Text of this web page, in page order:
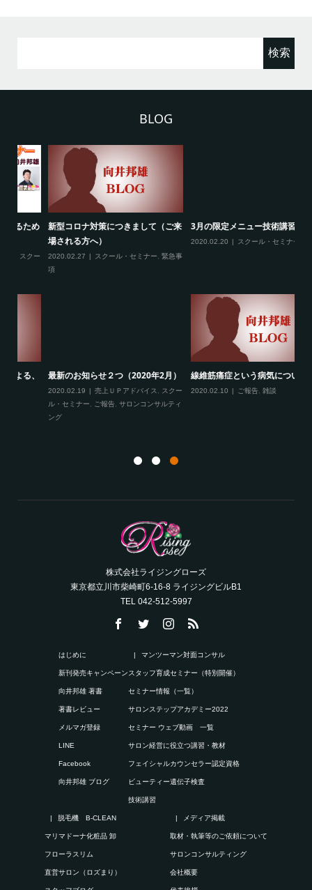
BLOG
新型コロナ対策につきまして（ご来
場される方へ）
2020.02.27 スクール・セミナー,緊急事
3月の限定メニュー技術講習の内容
2020.02.20 スクール・セミナー
最新のお知らせ２つ（2020年2月）
2020.02.19 売上ＵＰアドバイス, スクー
ル・セミナー,ご報告,サロンコンサルティ
線維筋痛症という病気について
2020.02.10 ご報告, 雑談
株式会社ライジングローズ
東京都立川市柴崎町6-16-8 ライジングビルB1
TEL 042-512-5997
はじめに
新刊発売キャンペーン
向井邦雄 著書
著書レビュー
メルマガ登録
LINE
Facebook
向井邦雄 ブログ
マンツーマン対面コンサル
スタッフ育成セミナー（特別開催）
セミナー情報（一覧）
サロンステップアカデミー2022
セミナー ウェブ動画 一覧
サロン経営に役立つ講習・教材
フェイシャルカウンセラー認定資格
ビューティー遺伝子検査
技術講習
脱毛機 B-CLEAN
マリマドーナ化粧品 卸
フローラスリム
直営サロン（ロズまり）
メディア掲載
取材・執筆等のご依頼について
サロンコンサルティング
会社概要